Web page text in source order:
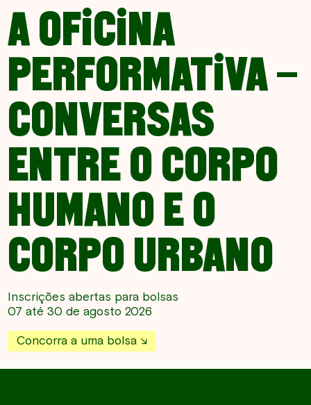
A OFICINA
PERFORMATIVA –
CONVERSAS
ENTRE O CORPO
HUMANO E O
CORPO URBANO
Inscrições abertas para bolsas
07 até 30 de agosto 2026
Concorra a uma bolsa